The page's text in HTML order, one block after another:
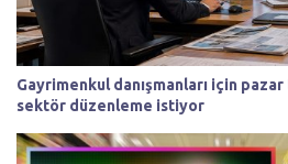
Gayrimenkul danışmanları için
sektör düzenleme istiyor